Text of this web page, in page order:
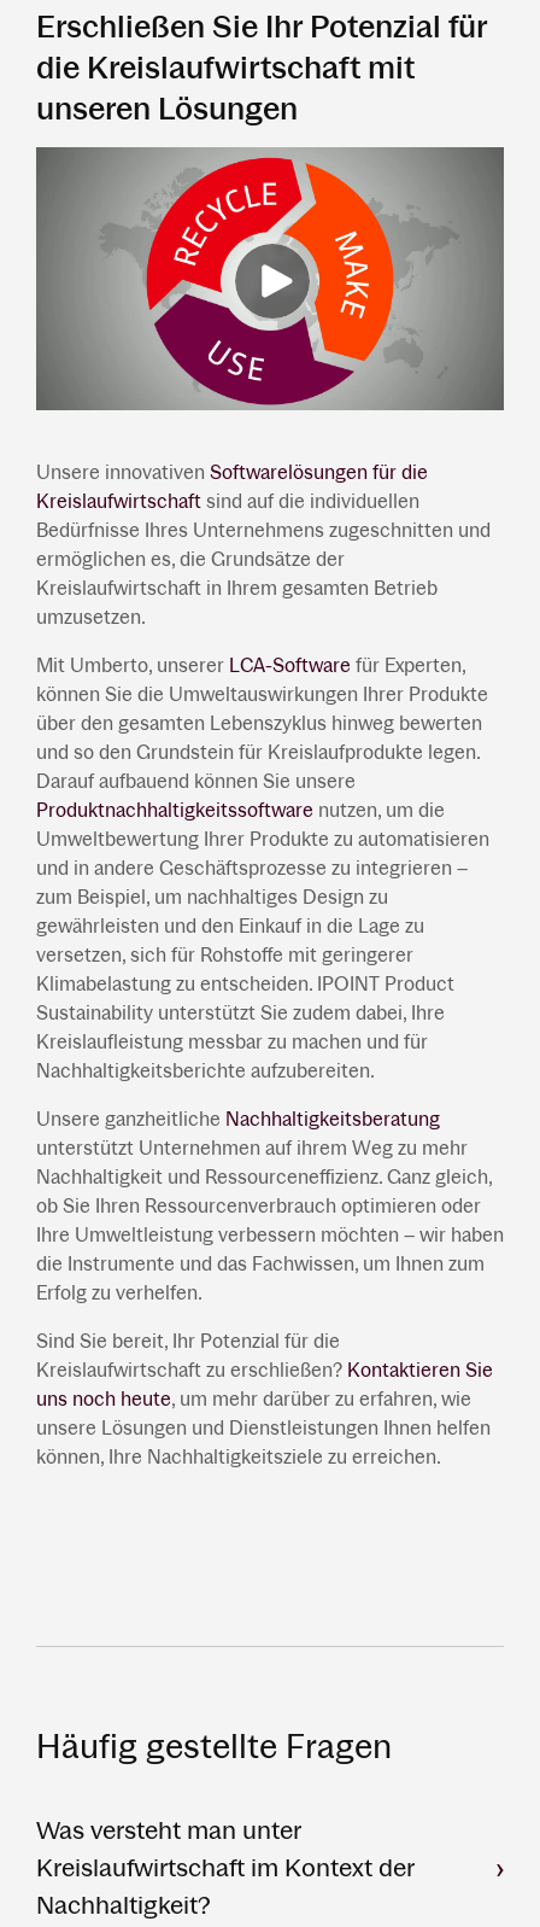
Erschließen Sie Ihr Potenzial für
die Kreislaufwirtschaft mit
unseren Lösungen
Unsere innovativen Softwarelösungen für die
Kreislaufwirtschaft sind auf die individuellen
Bedürfnisse Ihres Unternehmens zugeschnitten und
ermöglichen es, die Grundsätze der
Kreislaufwirtschaft in Ihrem gesamten Betrieb
umzusetzen.
Mit Umberto, unserer LCA-Software für Experten,
können Sie die Umweltauswirkungen Ihrer Produkte
über den gesamten Lebenszyklus hinweg bewerten
und so den Grundstein für Kreislaufprodukte legen.
Darauf aufbauend können Sie unsere
Produktnachhaltigkeitssoftware nutzen, um die
Umweltbewertung Ihrer Produkte zu automatisieren
und in andere Geschäftsprozesse zu integrieren –
zum Beispiel, um nachhaltiges Design zu
gewährleisten und den Einkauf in die Lage zu
versetzen, sich für Rohstoffe mit geringerer
Klimabelastung zu entscheiden. IPOINT Product
Sustainability unterstützt Sie zudem dabei, Ihre
Kreislaufleistung messbar zu machen und für
Nachhaltigkeitsberichte aufzubereiten.
Unsere ganzheitliche Nachhaltigkeitsberatung
unterstützt Unternehmen auf ihrem Weg zu mehr
Nachhaltigkeit und Ressourceneffizienz. Ganz gleich,
ob Sie Ihren Ressourcenverbrauch optimieren oder
Ihre Umweltleistung verbessern möchten – wir haben
die Instrumente und das Fachwissen, um Ihnen zum
Erfolg zu verhelfen.
Sind Sie bereit, Ihr Potenzial für die
Kreislaufwirtschaft zu erschließen? Kontaktieren Sie
uns noch heute, um mehr darüber zu erfahren, wie
unsere Lösungen und Dienstleistungen Ihnen helfen
können, Ihre Nachhaltigkeitsziele zu erreichen.
Häufig gestellte Fragen
Was versteht man unter
Kreislaufwirtschaft im Kontext der
Nachhaltigkeit?